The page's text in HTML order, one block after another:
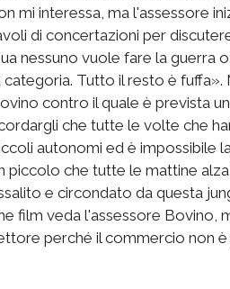
mi interessa, ma l'assessore
di concertazioni per
nessuno vuole fare la guerra
categoria. Tutto il resto è
contro il quale è prevista
che tutte le volte che
autonomi ed è impossibile
piccolo che tutte le mattine
e circondato da questa
film veda l'assessore Bovino,
perché il commercio non è